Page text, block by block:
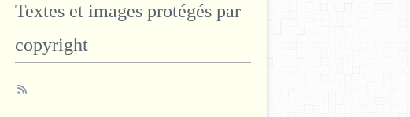
Textes et images protégés par
copyright